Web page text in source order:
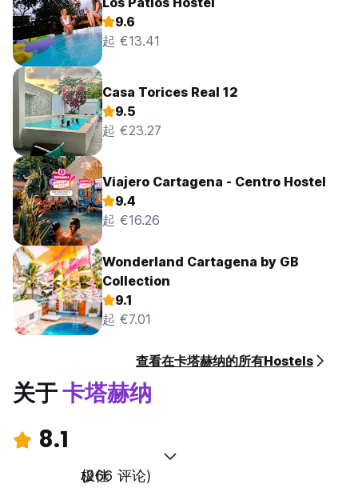
9.6
起 €13.41
Casa Torices Real 12
9.5
起 €23.27
Viajero Cartagena - Centro Hostel
9.4
起 €16.26
Wonderland Cartagena by GB
Collection
9.1
起 €7.01
查看在卡塔赫纳的所有Hostels
关于卡塔赫纳
8.1
极佳
(266 评论)